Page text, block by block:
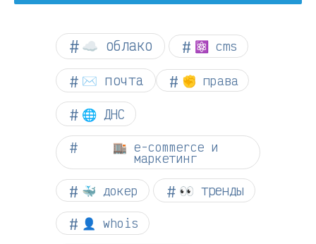
☁︎ облако ⚛ cms
✉️ почта ✊ права
🌐 ДНС
🏬 e-commerce и
маркетинг
🐳 докер 👀 тренды
👤 whois